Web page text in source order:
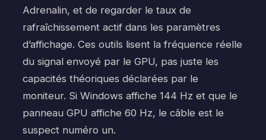
Adrenalin, et de regarder le taux de
rafraîchissement actif dans les paramètres
d’affichage. Ces outils lisent la fréquence réelle
du signal envoyé par le GPU, pas juste les
capacités théoriques déclarées par le
moniteur. Si Windows affiche 144 Hz et que le
panneau GPU affiche 60 Hz, le câble est le
suspect numéro un.